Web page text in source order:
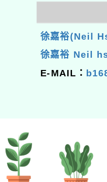
徐嘉裕(Neil
徐嘉裕 Neil
E-MAIL：